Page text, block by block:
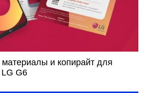
и копирайт для
G6